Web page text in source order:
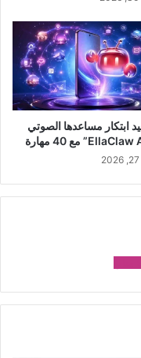
ابتكار مساعدها الصوتي